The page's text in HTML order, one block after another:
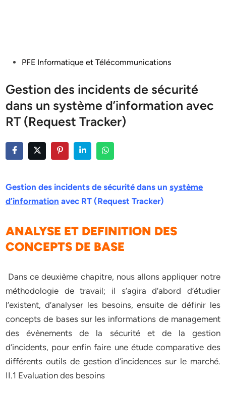
PostedPFE Informatique et Télécommunications
Gestion des incidents de sécurité
dans un système d’information avec
RT (Request Tracker)
Gestion des incidents de sécurité dans unsystème
d’information avec RT (Request Tracker)
ANALYSE ET DEFINITION DES
CONCEPTS DE BASE
Dans ce deuxième chapitre, nous allons appliquer notre
méthodologie de travail; il s’agira d’abord d’étudier
l’existent, d’analyser les besoins, ensuite de définir les
concepts de bases sur les informations de management
des évènements de la sécurité et de la gestion
d’incidents, pour enfin faire une étude comparative des
différents outils de gestion d’incidences sur le marché.
II.1 Evaluation des besoins